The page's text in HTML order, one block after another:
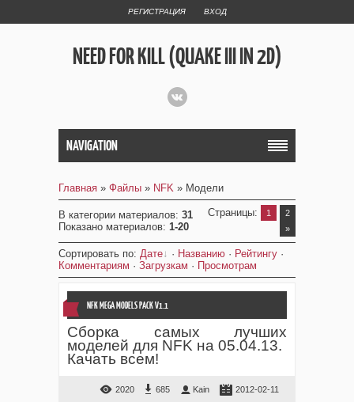
РЕГИСТРАЦИЯ ВХОД
NEED FOR KILL (QUAKE III IN 2D)
NAVIGATION
Главная » Файлы » NFK » Модели
В категории материалов: 31
Показано материалов: 1-20
Страницы: 1
2
»
Сортировать по: Дате · Названию · Рейтингу ·
Комментариям · Загрузкам · Просмотрам
NFK MEGA MODELS PACK V1.1
Сборка самых лучших
моделей для NFK на 05.04.13.
Качать всем!
2020 685 Kain 2012-02-11